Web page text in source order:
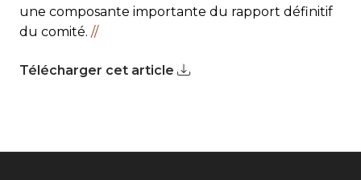
une composante importante du rapport définitif
du comité. //
Télécharger cet article